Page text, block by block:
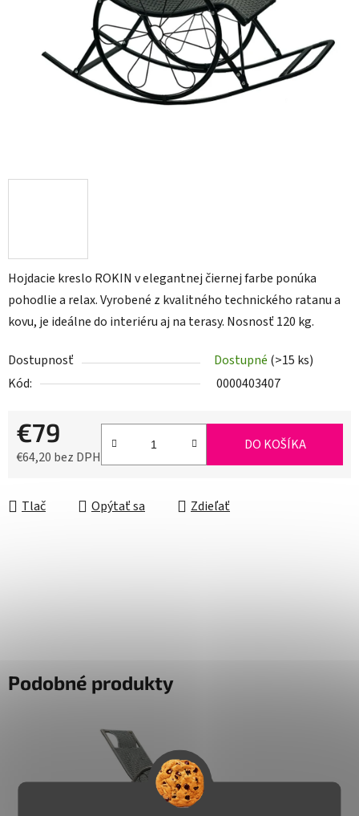
Hojdacie kreslo ROKIN v elegantnej čiernej farbe ponúka
pohodlie a relax. Vyrobené z kvalitného technického ratanu a
kovu, je ideálne do interiéru aj na terasy. Nosnosť 120 kg.
Dostupnosť Dostupné (>15 ks)
Kód:
0000403407
€79
€64,20 bez DPH
DO KOŠÍKA
Tlač Opýtať sa Zdieľať
Podobné produkty